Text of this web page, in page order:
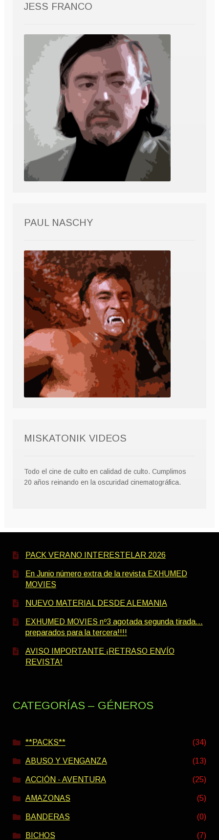
JESS FRANCO
PAUL NASCHY
MISKATONIK VIDEOS
Todo el cine de culto en calidad de culto. Cumplimos
20 años reinando en la oscuridad cinematográfica.
PACK VERANO INTERESTELAR 2026
En Junio número extra de la revista EXHUMED
MOVIES
NUEVO MATERIAL DESDE ALEMANIA
EXHUMED MOVIES nº3 agotada segunda tirada…
preparados para la tercera!!!!
AVISO IMPORTANTE ¡RETRASO ENVÍO
REVISTA!
CATEGORÍAS – GÉNEROS
**PACKS** (34)
ABUSO Y VENGANZA (13)
ACCIÓN - AVENTURA (25)
AMAZONAS (5)
BANDERAS (0)
BICHOS (7)